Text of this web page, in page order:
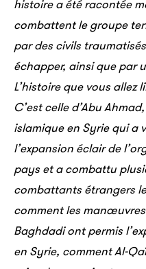
histoire a été racontée
combattent le groupe
par des civils
échapper, ainsi que par
L’histoire que vous
C’est celle d’Abu
islamique en Syrie qui a
l’expansion éclair de
pays et a combattu
combattants étrangers
comment les
Baghdadi ont permis
en Syrie, comment Al-